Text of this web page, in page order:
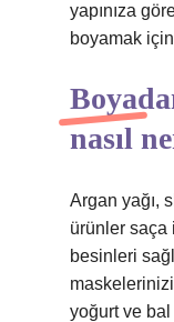
yapınıza
boyamak
nasıl
Argan yağı,
ürünler saça
besinleri
yoğurt ve